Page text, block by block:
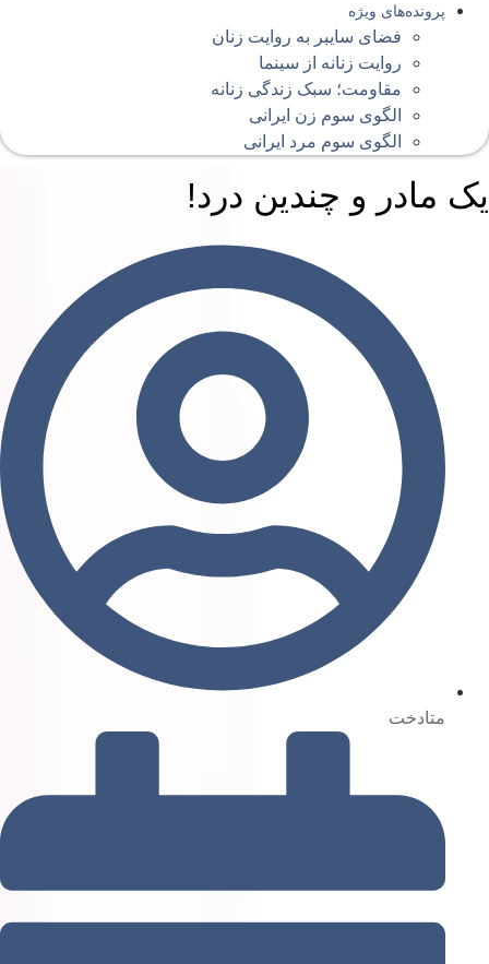
پرونده‌های ویژه
فضای سایبر به روایت زنان
روایت زنانه از سینما
مقاومت؛ سبک زندگی زنانه
الگوی سوم زن ایرانی
الگوی سوم مرد ایرانی
مادر و چندین درد!
متادخت